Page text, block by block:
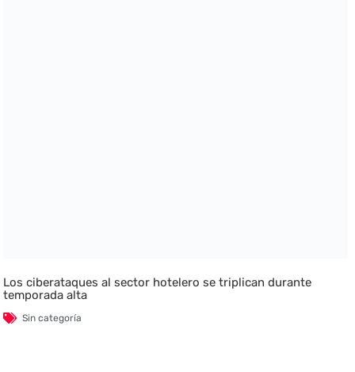
Los ciberataques al sector hotelero se triplican durante
temporada alta
Sin categoría